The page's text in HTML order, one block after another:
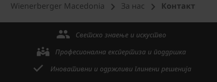
Wienerberger Macedonia За нас Контакт
Светско знаење и искуство
Професионална експертиза и поддршка
Иновативни и одржливи глинени решенија